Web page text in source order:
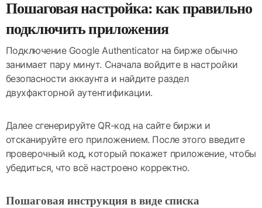
Пошаговая настройка: как правильно
подключить приложения
Подключение Google Authenticator на бирже обычно
занимает пару минут. Сначала войдите в настройки
безопасности аккаунта и найдите раздел
двухфакторной аутентификации.
Далее сгенерируйте QR-код на сайте биржи и
отсканируйте его приложением. После этого введите
проверочный код, который покажет приложение, чтобы
убедиться, что всё настроено корректно.
Пошаговая инструкция в виде списка